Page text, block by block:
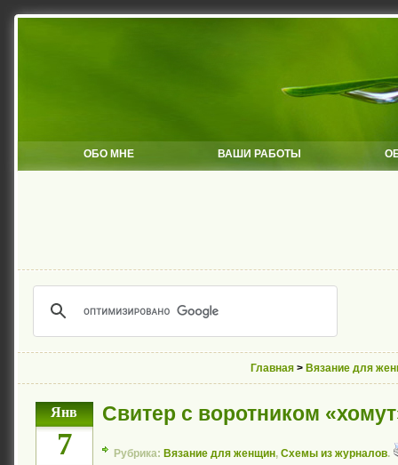
ОБО МНЕ ВАШИ РАБОТЫ
Главная > Вязание для
Янв
7
Свитер с воротником
Рубрика: Вязание для женщин, Схемы из журналов.